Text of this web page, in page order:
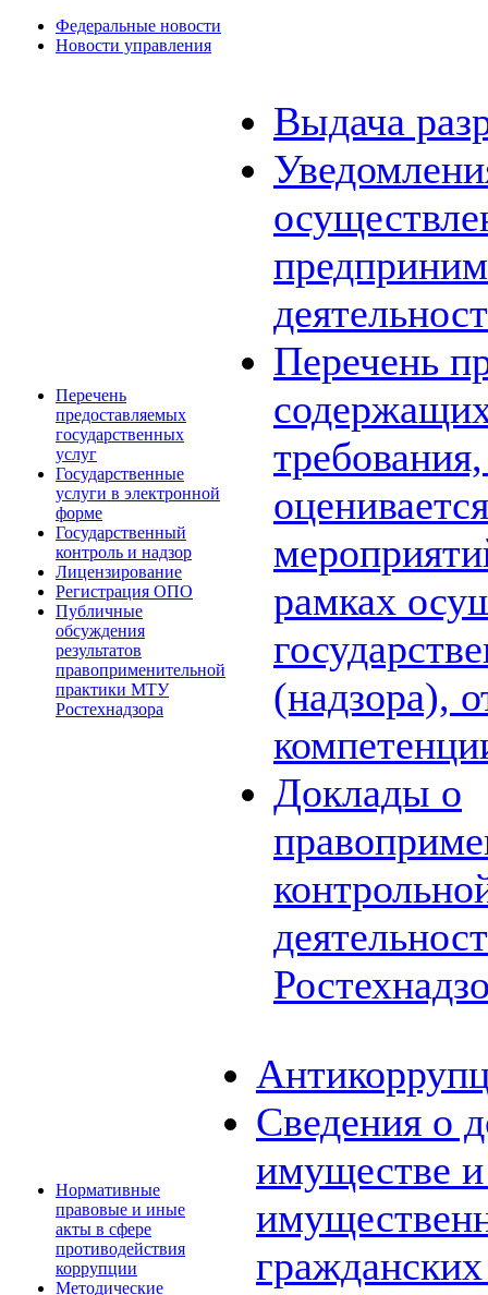
Федеральные новости
Новости управления
Перечень
предоставляемых
государственных
услуг
Государственные
услуги в электронной
форме
Государственный
контроль и надзор
Лицензирование
Регистрация ОПО
Публичные
обсуждения
результатов
правоприменительной
практики МТУ
Ростехнадзора
Выдача
Перечень
рамках
(надзора),
Доклады о
Нормативные
правовые и иные
акты в сфере
противодействия
коррупции
Методические
Сведения о
имуществе и